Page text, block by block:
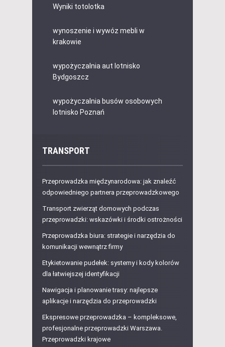
Wyniki totolotka
wynoszenie i wywóz mebli w
krakowie
wypożyczalnia aut lotnisko
Bydgoszcz
wypożyczalnia busów osobowych
lotnisko Poznań
TRANSPORT
Przeprowadzka międzynarodowa: jak znaleźć
odpowiedniego partnera przeprowadzkowego
Transport zwierząt domowych podczas
przeprowadzki: wskazówki i środki ostrożności
Przeprowadzka biura: strategie i narzędzia do
komunikacji wewnątrz firmy
Etykietowanie pudełek: systemy i kody kolorów
dla łatwiejszej identyfikacji
Nawigacja i planowanie trasy: najlepsze
aplikacje i narzędzia do przeprowadzki
Ekspresowe przeprowadzka – kompleksowe,
profesjonalne przeprowadzki Warszawa.
Przeprowadzki krajowe